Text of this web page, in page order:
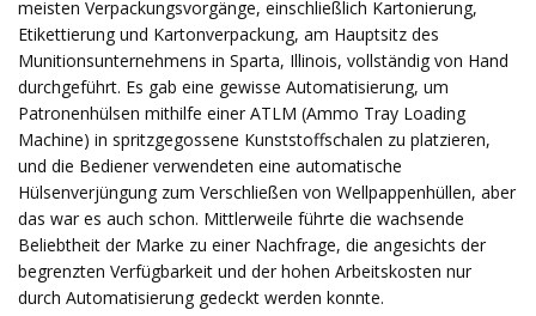
meisten Verpackungsvorgänge, einschließlich Kartonierung,
Etikettierung und Kartonverpackung, am Hauptsitz des
Munitionsunternehmens in Sparta, Illinois, vollständig von Hand
durchgeführt. Es gab eine gewisse Automatisierung, um
Patronenhülsen mithilfe einer ATLM (Ammo Tray Loading
Machine) in spritzgegossene Kunststoffschalen zu platzieren,
und die Bediener verwendeten eine automatische
Hülsenverjüngung zum Verschließen von Wellpappenhüllen, aber
das war es auch schon. Mittlerweile führte die wachsende
Beliebtheit der Marke zu einer Nachfrage, die angesichts der
begrenzten Verfügbarkeit und der hohen Arbeitskosten nur
durch Automatisierung gedeckt werden konnte.